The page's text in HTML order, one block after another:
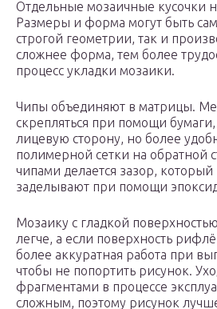
Отдельные мозаичные кусочки
Размеры и форма могут быть
строгой геометрии, так и
сложнее форма, тем более
процесс укладки мозаики.
Чипы объединяют в матрицы.
скрепляться при помощи
лицевую сторону, но более
полимерной сетки на обратной
чипами делается зазор, который
заделывают при помощи
Мозаику с гладкой
легче, а если поверхность
более аккуратная работа при
чтобы не попортить рисунок.
фрагментами в процессе
сложным, поэтому рисунок